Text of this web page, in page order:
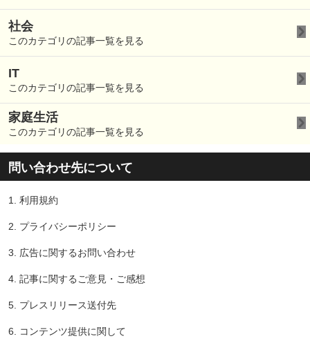
社会
このカテゴリの記事一覧を見る
IT
このカテゴリの記事一覧を見る
家庭生活
このカテゴリの記事一覧を見る
問い合わせ先について
1. 利用規約
2. プライバシーポリシー
3. 広告に関するお問い合わせ
4. 記事に関するご意見・ご感想
5. プレスリリース送付先
6. コンテンツ提供に関して